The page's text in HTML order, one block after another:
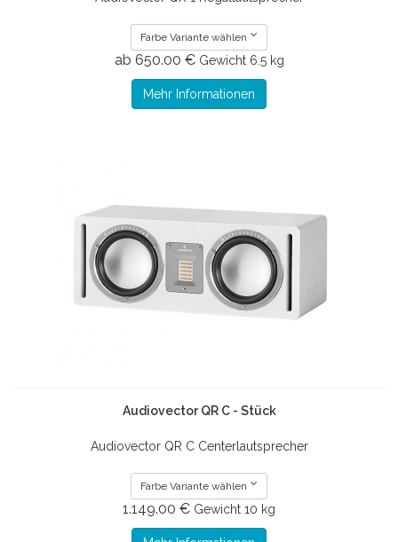
Farbe Variante wählen
ab 650.00 € Gewicht 6.5 kg
Mehr Informationen
Audiovector QR C - Stück
Audiovector QR C Centerlautsprecher
Farbe Variante wählen
1.149.00 € Gewicht 10 kg